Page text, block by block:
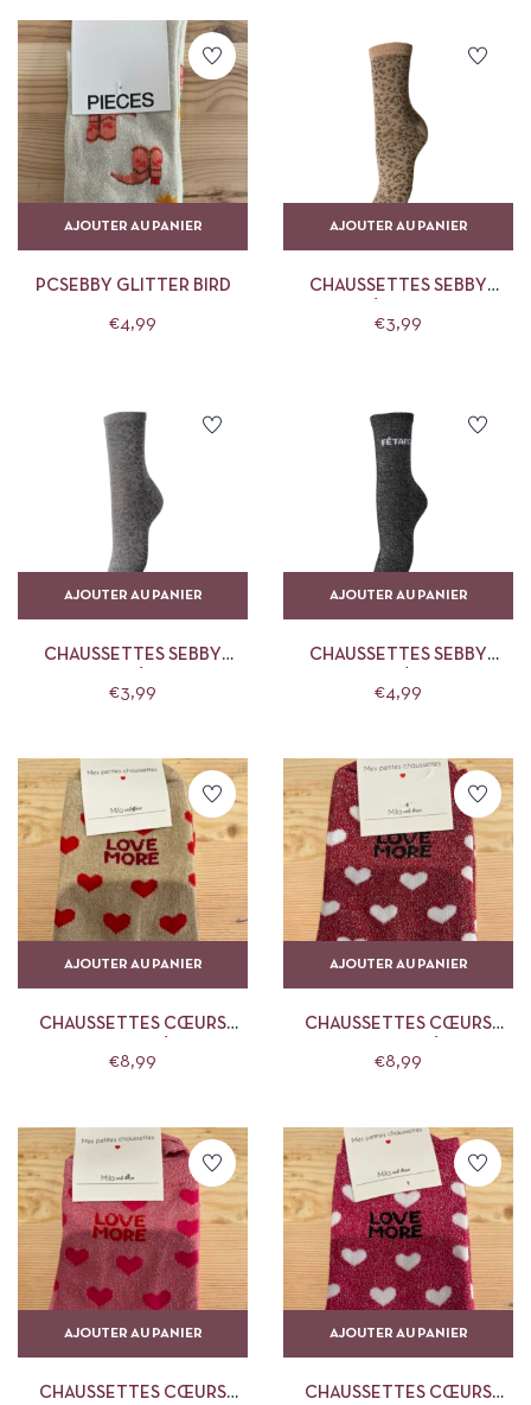
AJOUTER AU PANIER
PCSEBBY GLITTER BIRD
€4,99
AJOUTER AU PANIER
CHAUSSETTES SEBBY
€3,99
AJOUTER AU PANIER
CHAUSSETTES SEBBY
DECEMBER SKY
€3,99
AJOUTER AU PANIER
CHAUSSETTES SEBBY
€4,99
AJOUTER AU PANIER
CHAUSSETTES CŒURS
MORE MILA AND STORIES
€8,99
AJOUTER AU PANIER
CHAUSSETTES CŒURS
MORE MILA AND STORIES
€8,99
AJOUTER AU PANIER
CHAUSSETTES CŒURS
AJOUTER AU PANIER
CHAUSSETTES CŒURS